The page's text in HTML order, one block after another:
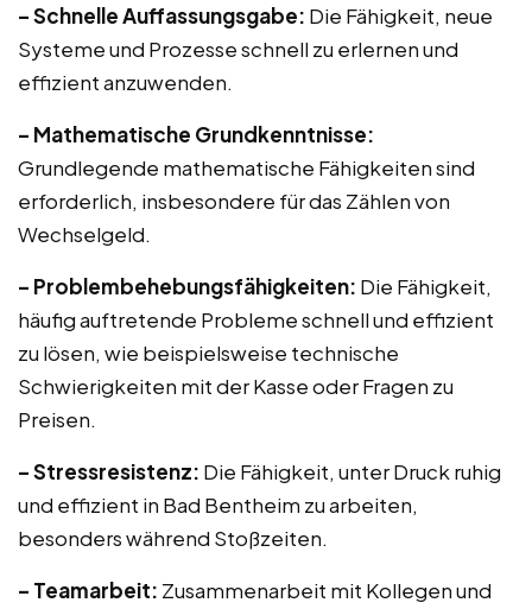
– Schnelle Auffassungsgabe: Die Fähigkeit, neue
Systeme und Prozesse schnell zu erlernen und
effizient anzuwenden.
– Mathematische Grundkenntnisse:
Grundlegende mathematische Fähigkeiten sind
erforderlich, insbesondere für das Zählen von
Wechselgeld.
– Problembehebungsfähigkeiten: Die Fähigkeit,
häufig auftretende Probleme schnell und effizient
zu lösen, wie beispielsweise technische
Schwierigkeiten mit der Kasse oder Fragen zu
Preisen.
– Stressresistenz: Die Fähigkeit, unter Druck ruhig
und effizient in Bad Bentheim zu arbeiten,
besonders während Stoßzeiten.
– Teamarbeit: Zusammenarbeit mit Kollegen und